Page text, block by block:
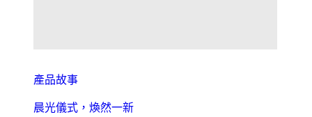
產品故事
晨光儀式，煥然一新